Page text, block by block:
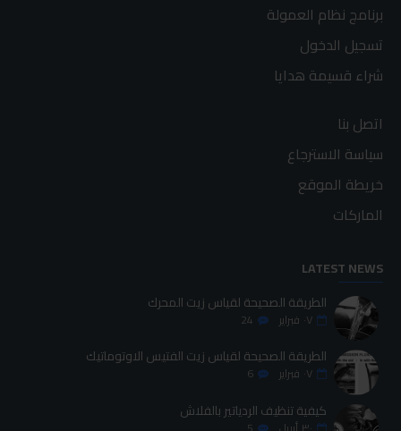
برنامج نظام العمولة
تسجيل الدخول
شراء قسيمة هدايا
اتصل بنا
سياسة الاسترجاع
خريطة الموقع
الماركات
LATEST NEWS
الطريقة الصحيحة لقياس زيت المحرك
٠٧ فبراير 24
الطريقة الصحيحة لقياس زيت الفتيس الاوتوماتيك
٠٧ فبراير 6
كيفية تنظيف الردياتير بالفلاش